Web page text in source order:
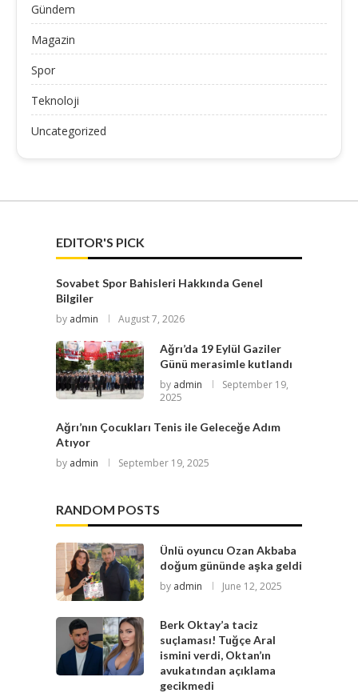
Gündem
Magazin
Spor
Teknoloji
Uncategorized
EDITOR'S PICK
Sovabet Spor Bahisleri Hakkında Genel
Bilgiler
by admin August 7, 2026
Ağrı’da 19 Eylül Gaziler
Günü merasimle kutlandı
by admin
September 19,
2025
Ağrı’nın Çocukları Tenis ile Geleceğe Adım
Atıyor
by admin September 19, 2025
RANDOM POSTS
Ünlü oyuncu Ozan Akbaba
doğum gününde aşka geldi
by admin June 12, 2025
Berk Oktay’a taciz
suçlaması! Tuğçe Aral
ismini verdi, Oktan’ın
avukatından açıklama
gecikmedi